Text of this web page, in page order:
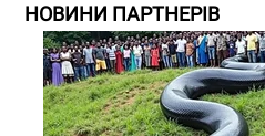
НОВИНИ ПАРТНЕРІВ